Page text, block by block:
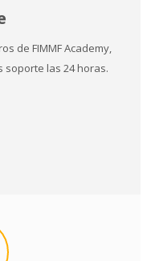
de FIMMF Academy,
soporte las 24 horas.